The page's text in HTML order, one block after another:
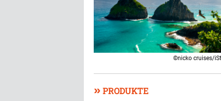
©nicko cruises/
» PRODUKTE